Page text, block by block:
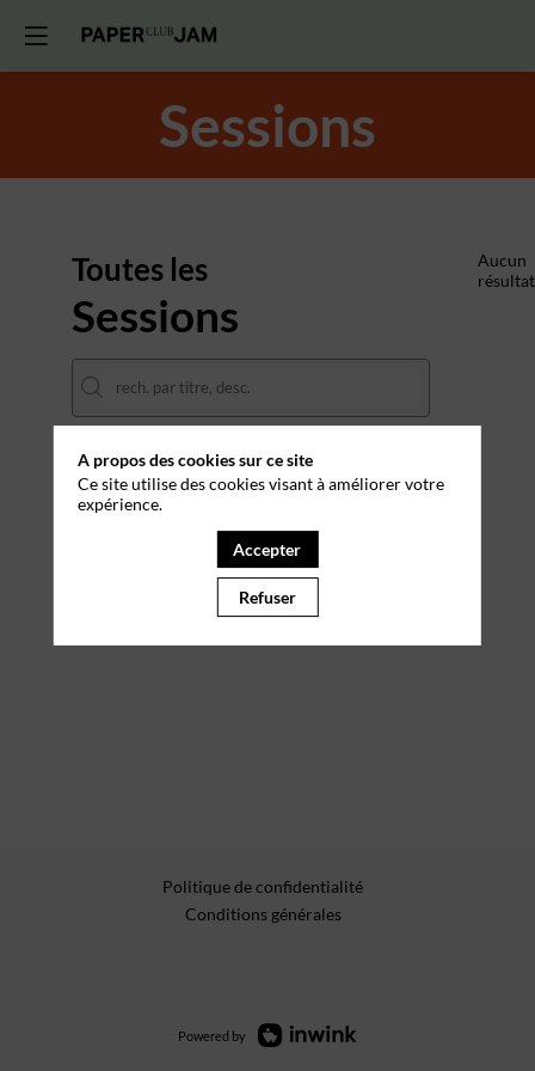
Sessions
Toutes les
Sessions
DATES
THÈMATIQUES
Effacer tous les filtres
Aucun
résultat
Politique de confidentialité
Conditions générales
Powered by
A propos des cookies sur ce site
Ce site utilise des cookies visant à améliorer votre
expérience.
Accepter
Refuser